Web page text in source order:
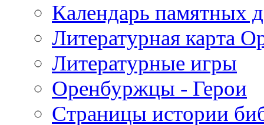
Календарь памятных
Литературная карта
Литературные игры
Оренбуржцы - Герои
Страницы истории